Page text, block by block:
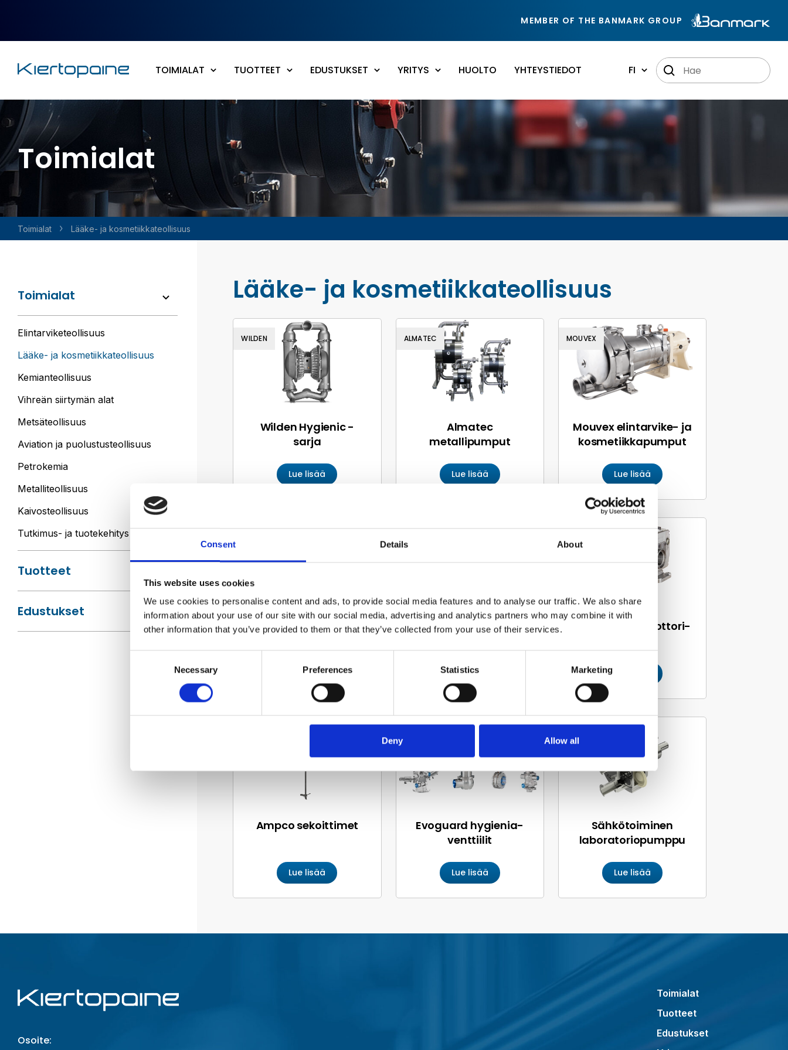
Consent Details About
This website uses cookies
We use cookies to personalise content and ads, to provide social media features and to analyse our traffic. We also share
information about your use of our site with our social media, advertising and analytics partners who may combine it with
other information that you’ve provided to them or that they’ve collected from your use of their services.
Necessary Preferences Statistics Marketing
Deny Allow all
MEMBER OF THE BANMARK GROUP
TOIMIALAT TUOTTEET EDUSTUKSET YRITYS HUOLTO YHTEYSTIEDOT FI
Toimialat
Toimialat Lääke- ja kosmetiikka­teollisuus
Toimialat
Elintarvike­teollisuus
Lääke- ja kosmetiikka­teollisuus
Kemian­teollisuus
Vihreän siirtymän alat
Metsä­teollisuus
Aviation ja puolustus­teollisuus
Petrokemia
Metalli­teollisuus
Kaivos­teollisuus
Tutkimus- ja tuote­kehitys
Tuotteet
Edustukset
Lääke- ja kosmetiikka­teollisuus
Wilden Hygienic -
sarja
Lue lisää
WILDEN
Almatec
metallipumput
Lue lisää
ALMATEC
Mouvex elintarvike- ja
kosmetiikka­pumput
Lue lisää
MOUVEX
Evoguard hygienia­
Lue lisää
Ampco kiertomäntä­
Lue lisää
Ampco lohkoroottori­
Ampco sekoittimet
Lue lisää
Evoguard hygienia­
venttiilit
Lue lisää
Sähkötoiminen
laboratorio­pumppu
Lue lisää
QUATTROFLOW
Osoite:
Toimialat
Tuotteet
Edustukset